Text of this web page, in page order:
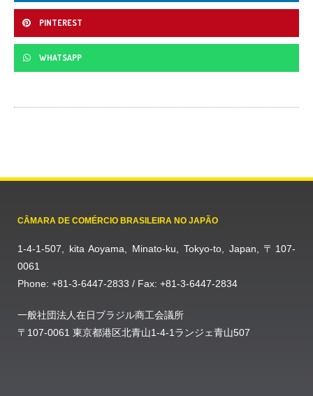
PINTEREST
WHATSAPP
CÂMARA DE COMÉRCIO BRASILEIRA NO JAPÃO
1-4-1-507, kita Aoyama, Minato-ku, Tokyo-to, Japan, 〒107-
0061
Phone: +81-3-6447-2833 / Fax: +81-3-6447-2834
一般社団法人在日ブラジル商工会議所
〒107-0061 東京都港区北青山1-4-1ランジェ青山507